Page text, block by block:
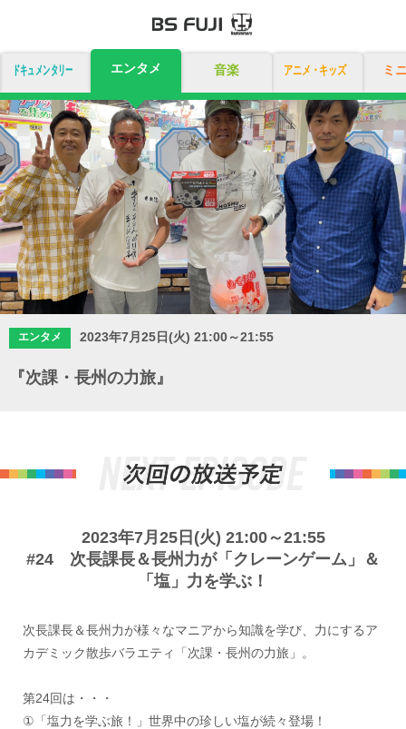
ドキュメンタリー エンタメ 音楽 アニメ・キッズ ミ
エンタメ 2023年7月25日(火) 21:00～21:55
『次課・長州の力旅』
2023年7月25日(火) 21:00～21:55
#24 次長課長＆長州力が「クレーンゲーム」＆
「塩」力を学ぶ！
次長課長＆長州力が様々なマニアから知識を学び、力にするア
カデミック散歩バラエティ「次課・長州の力旅」。
第24回は・・・
①「塩力を学ぶ旅！」世界中の珍しい塩が続々登場！